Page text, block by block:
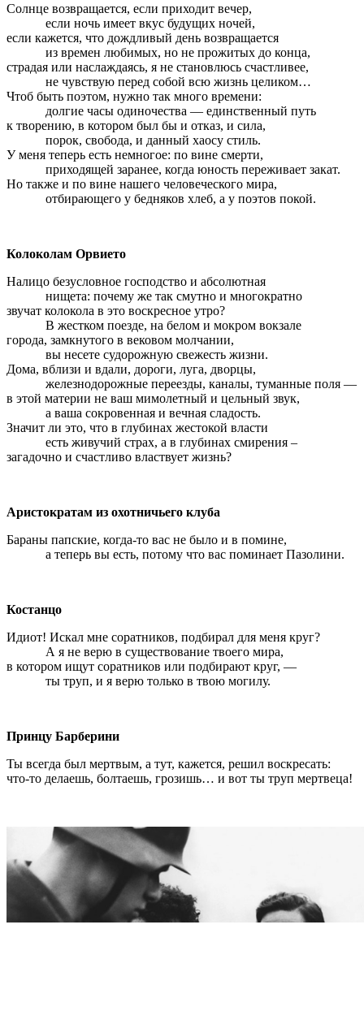
Солнце возвращается, если приходит вечер,
если ночь имеет вкус будущих ночей,
если кажется, что дождливый день возвращается
из времен любимых, но не прожитых до конца,
страдая или наслаждаясь, я не становлюсь счастливее,
не чувствую перед собой всю жизнь целиком…
Чтоб быть поэтом, нужно так много времени:
долгие часы одиночества — единственный путь
к творению, в котором был бы и отказ, и сила,
порок, свобода, и данный хаосу стиль.
У меня теперь есть немногое: по вине смерти,
приходящей заранее, когда юность переживает закат.
Но также и по вине нашего человеческого мира,
отбирающего у бедняков хлеб, а у поэтов покой.
Колоколам Орвието
Налицо безусловное господство и абсолютная
нищета: почему же так смутно и многократно
звучат колокола в это воскресное утро?
В жестком поезде, на белом и мокром вокзале
города, замкнутого в вековом молчании,
вы несете судорожную свежесть жизни.
Дома, вблизи и вдали, дороги, луга, дворцы,
железнодорожные переезды, каналы, туманные поля —
в этой материи не ваш мимолетный и цельный звук,
а ваша сокровенная и вечная сладость.
Значит ли это, что в глубинах жестокой власти
есть живучий страх, а в глубинах смирения –
загадочно и счастливо властвует жизнь?
Аристократам из охотничьего клуба
Бараны папские, когда-то вас не было и в помине,
а теперь вы есть, потому что вас поминает Пазолини.
Костанцо
Идиот! Искал мне соратников, подбирал для меня круг?
А я не верю в существование твоего мира,
в котором ищут соратников или подбирают круг, —
ты труп, и я верю только в твою могилу.
Принцу Барберини
Ты всегда был мертвым, а тут, кажется, решил воскресать:
что-то делаешь, болтаешь, грозишь… и вот ты труп мертвеца!